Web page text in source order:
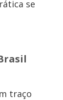
se
traço